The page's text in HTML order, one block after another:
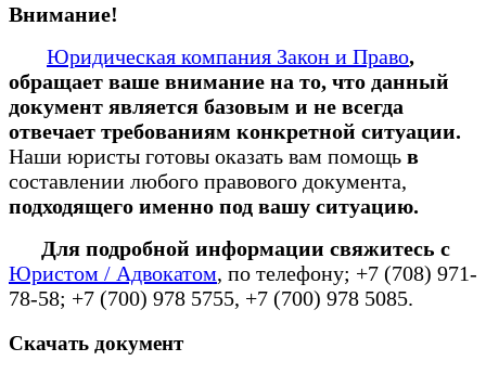
Внимание!
Юридическая компания Закон и Право,
обращает ваше внимание на то, что данный
документ является базовым и не всегда
отвечает требованиям конкретной ситуации.
Наши юристы готовы оказать вам помощь в
составлении любого правового документа,
подходящего именно под вашу ситуацию.
Для подробной информации свяжитесь с
Юристом / Адвокатом, по телефону; +7 (708) 971-
78-58; +7 (700) 978 5755, +7 (700) 978 5085.
Скачать документ